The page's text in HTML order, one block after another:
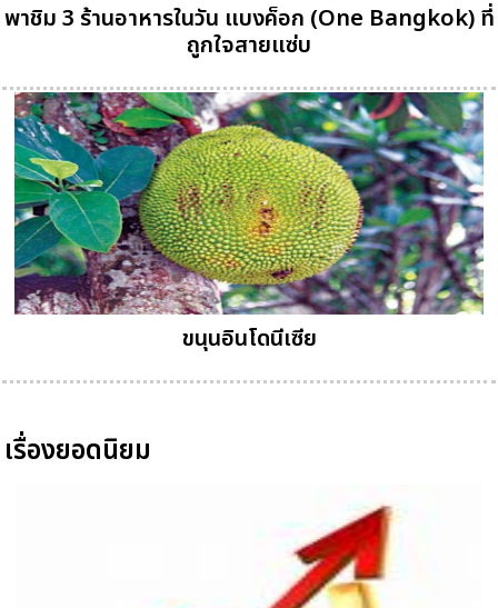
พาชิม 3 ร้านอาหารในวัน แบงค็อก (One Bangkok) ที่
ถูกใจสายแซ่บ
ขนุนอินโดนีเซีย
เรื่องยอดนิยม